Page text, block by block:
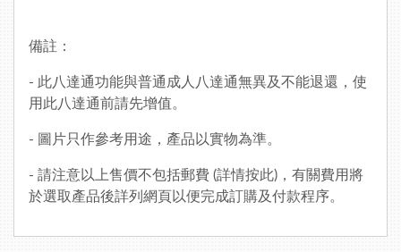
備註：
- 此八達通功能與普通成人八達通無異及不能退還，使
用此八達通前請先增值。
- 圖片只作參考用途，產品以實物為準。
- 請注意以上售價不包括郵費 (詳情按此)，有關費用將
於選取產品後詳列網頁以便完成訂購及付款程序。